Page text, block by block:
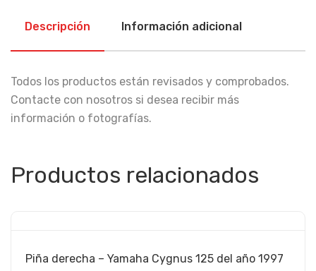
Descripción Información adicional
Todos los productos están revisados y comprobados.
Contacte con nosotros si desea recibir más
información o fotografías.
Productos relacionados
Piña derecha – Yamaha Cygnus 125 del año 1997